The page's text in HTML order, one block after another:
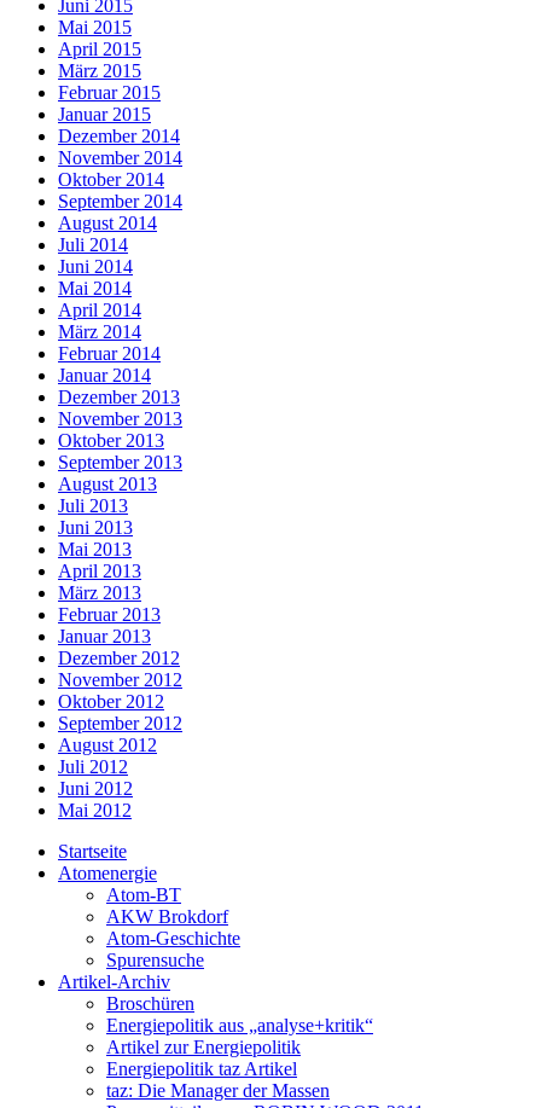
Juni 2015
Mai 2015
April 2015
März 2015
Februar 2015
Januar 2015
Dezember 2014
November 2014
Oktober 2014
September 2014
August 2014
Juli 2014
Juni 2014
Mai 2014
April 2014
März 2014
Februar 2014
Januar 2014
Dezember 2013
November 2013
Oktober 2013
September 2013
August 2013
Juli 2013
Juni 2013
Mai 2013
April 2013
März 2013
Februar 2013
Januar 2013
Dezember 2012
November 2012
Oktober 2012
September 2012
August 2012
Juli 2012
Juni 2012
Mai 2012
Startseite
Atomenergie
Atom-BT
AKW Brokdorf
Atom-Geschichte
Spurensuche
Artikel-Archiv
Broschüren
Energiepolitik aus „analyse+kritik“
Artikel zur Energiepolitik
Energiepolitik taz Artikel
taz: Die Manager der Massen